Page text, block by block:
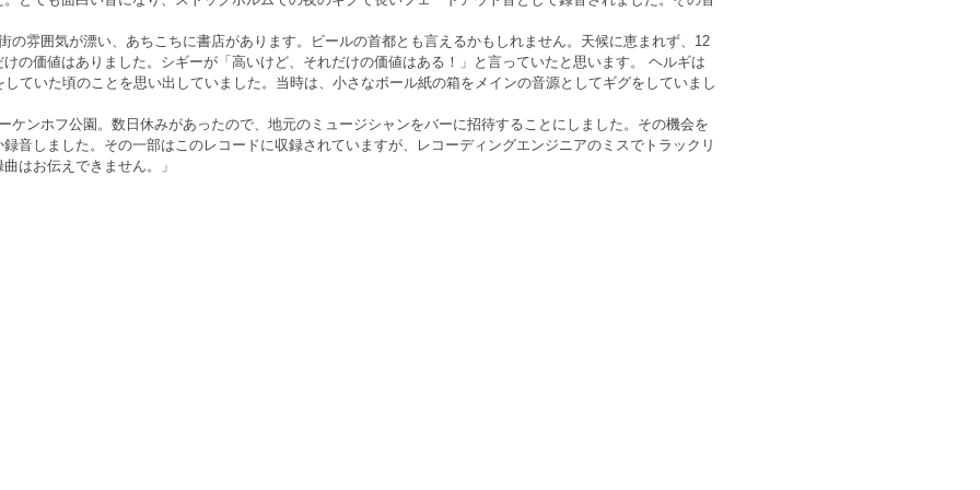
の雰囲気が漂い、あちこちに書店があります。ビールの首都とも言えるかもしれません。天候に恵まれず、12
の価値はありました。シギーが「高いけど、それだけの価値はある！」と言っていたと思います。 ヘルギは
ていた頃のことを思い出していました。当時は、小さなボール紙の箱をメインの音源としてギグをしていまし
ケンホフ公園。数日休みがあったので、地元のミュージシャンをバーに招待することにしました。その機会を
音しました。その一部はこのレコードに収録されていますが、レコーディングエンジニアのミスでトラックリ
はお伝えできません。」